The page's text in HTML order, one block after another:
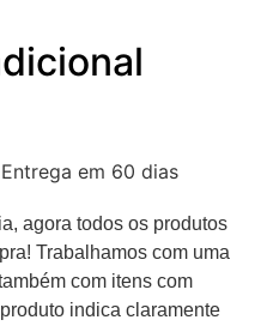
Entrega em 60 dias
agora todos os produtos
Trabalhamos com uma
com itens com
indica claramente